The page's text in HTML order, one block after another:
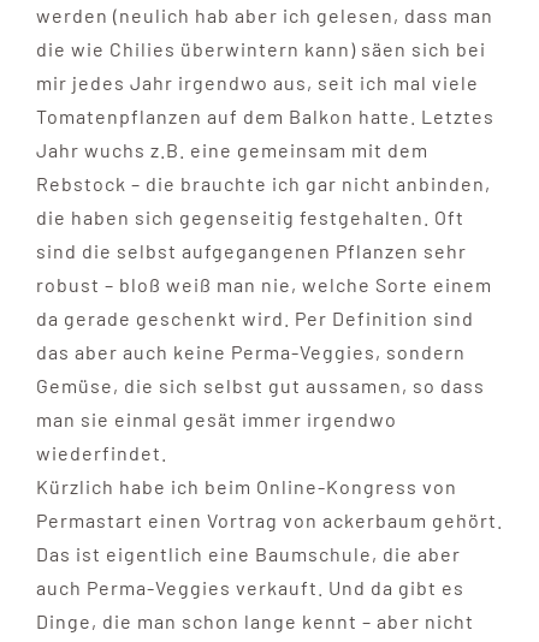
werden (neulich hab aber ich gelesen, dass man
die wie Chilies überwintern kann) säen sich bei
mir jedes Jahr irgendwo aus, seit ich mal viele
Tomatenpflanzen auf dem Balkon hatte. Letztes
Jahr wuchs z.B. eine gemeinsam mit dem
Rebstock – die brauchte ich gar nicht anbinden,
die haben sich gegenseitig festgehalten. Oft
sind die selbst aufgegangenen Pflanzen sehr
robust – bloß weiß man nie, welche Sorte einem
da gerade geschenkt wird. Per Definition sind
das aber auch keine Perma-Veggies, sondern
Gemüse, die sich selbst gut aussamen, so dass
man sie einmal gesät immer irgendwo
wiederfindet.
Kürzlich habe ich beim Online-Kongress von
Permastart einen Vortrag von ackerbaum gehört.
Das ist eigentlich eine Baumschule, die aber
auch Perma-Veggies verkauft. Und da gibt es
Dinge, die man schon lange kennt – aber nicht